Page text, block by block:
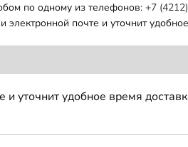
по одному из телефонов: +7
почте и уточнит
уточнит удобное время